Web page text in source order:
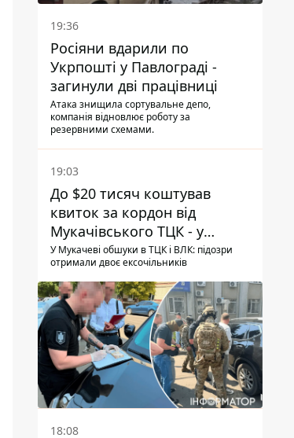
19:36
Росіяни вдарили по
Укрпошті у Павлограді -
загинули дві працівниці
Атака знищила сортувальне депо,
компанія відновлює роботу за
резервними схемами.
19:03
До $20 тисяч коштував
квиток за кордон від
Мукачівського ТЦК - у
гучній справі перші підозри
отримали двоє колишніх
керівників
У Мукачеві обшуки в ТЦК і ВЛК: підозри
отримали двоє ексочільників
18:08